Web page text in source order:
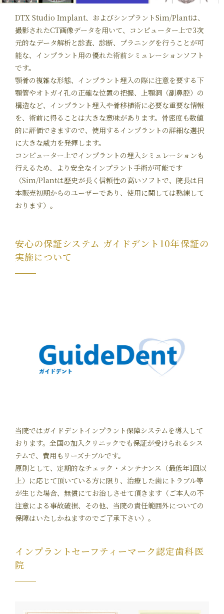
DTX Studio Implant、およびシンプラントSim/Plantは、
撮影されたCT画像データを用いて、コンピューター上で3次
元的なデータ解析と診査、診断、プラニングを行うことが可
能な、インプラント用の優れた術前シミュレーションソフト
です。
顎骨の複雑な形態、インプラント埋入の際に注意を要する下
顎管やオトガイ孔の正確な位置の把握、上顎洞（副鼻腔）の
構造など、インプラント埋入や骨移植術に必要な重要な情報
を、術前に得ることは大きな意味があります。骨密度も数値
的に評価できますので、使用するインプラントの詳細な選択
に大きな威力を発揮します。
コンピューター上でインプラントの埋入シミュレーションも
行えるため、より安全なインプラント手術が可能です
（Sim/Plantは歴史が長く信頼性の高いソフトで、院長は日
本販売初期からのユーザーであり、使用に関しては熟練して
おります）。
安心の保証システム ガイドデント10年保証の
実施について
当院ではガイドデントインプラント保障システムを導入して
おります。全国の加入クリニックでも保証が受けられるシス
テムで、費用もリーズナブルです。
原則として、定期的なチェック・メンテナンス（最低年1回以
上）に応じて頂いている方に限り、治療した歯にトラブル等
が生じた場合、無償にてお治しさせて頂きます（ご本人の不
注意による事故破損、その他、当院の責任範囲外についての
保障はいたしかねますのでご了承下さい）。
インプラントセーフティーマーク認定歯科医
院